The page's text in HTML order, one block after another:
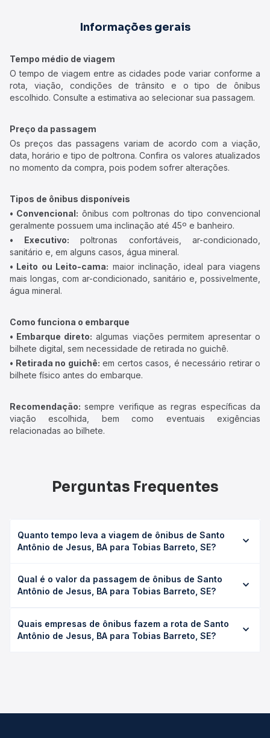
Informações gerais
Tempo médio de viagem
O tempo de viagem entre as cidades pode variar conforme a
rota, viação, condições de trânsito e o tipo de ônibus
escolhido. Consulte a estimativa ao selecionar sua passagem.
Preço da passagem
Os preços das passagens variam de acordo com a viação,
data, horário e tipo de poltrona. Confira os valores atualizados
no momento da compra, pois podem sofrer alterações.
Tipos de ônibus disponíveis
• Convencional: ônibus com poltronas do tipo convencional
geralmente possuem uma inclinação até 45º e banheiro.
• Executivo: poltronas confortáveis, ar-condicionado,
sanitário e, em alguns casos, água mineral.
• Leito ou Leito-cama: maior inclinação, ideal para viagens
mais longas, com ar-condicionado, sanitário e, possivelmente,
água mineral.
Como funciona o embarque
• Embarque direto: algumas viações permitem apresentar o
bilhete digital, sem necessidade de retirada no guichê.
• Retirada no guichê: em certos casos, é necessário retirar o
bilhete físico antes do embarque.
Recomendação: sempre verifique as regras específicas da
viação escolhida, bem como eventuais exigências
relacionadas ao bilhete.
Perguntas Frequentes
Quanto tempo leva a viagem de ônibus de Santo
Antônio de Jesus, BA para Tobias Barreto, SE?
Tobias Barreto, SE leva em média 6h 40min, podendo
variar conforme a viação, o tipo de serviço (convencional,
duração exata de cada opção na data desejada.
Qual é o valor da passagem de ônibus de Santo
Antônio de Jesus, BA para Tobias Barreto, SE?
Jesus, BA para Tobias Barreto, SE custa em média R$
148,62 e varia conforme a data da viagem, a empresa, o
Quais empresas de ônibus fazem a rota de Santo
Antônio de Jesus, BA para Tobias Barreto, SE?